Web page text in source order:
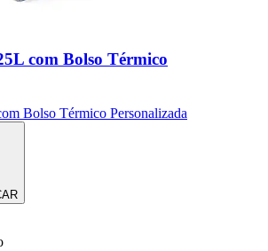
com Bolso Térmico
Bolso Térmico Personalizada